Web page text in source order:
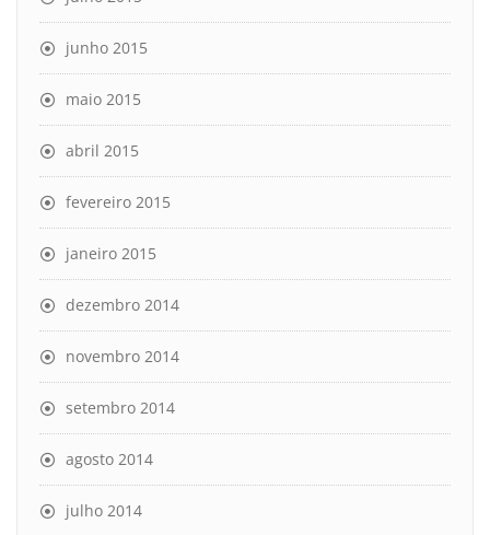
junho 2015
maio 2015
abril 2015
fevereiro 2015
janeiro 2015
dezembro 2014
novembro 2014
setembro 2014
agosto 2014
julho 2014